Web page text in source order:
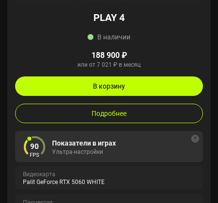
PLAY 4
В наличии
188 900 ₽
или от 7 021 ₽ в месяц
В корзину
Подробнее
90
FPS
Показатели в играх
Ультра-настройки
Видеокарта
Palit GeForce RTX 5060 WHITE